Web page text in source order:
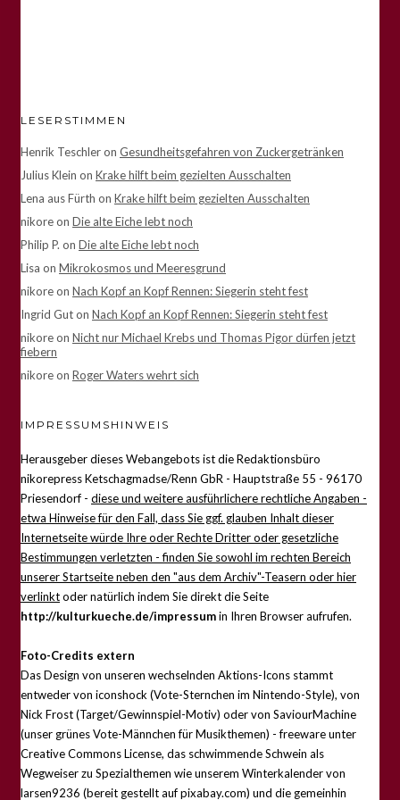
LESERSTIMMEN
Henrik Teschleron Gesundheitsgefahren von Zuckergetränken
Julius Klein on Krake hilft beim gezielten Ausschalten
Lena aus Fürth on Krake hilft beim gezielten Ausschalten
nikoreon Die alte Eiche lebt noch
Philip P. on Die alte Eiche lebt noch
Lisa on Mikrokosmos und Meeresgrund
nikoreon Nach Kopf an Kopf Rennen: Siegerin steht fest
Ingrid Guton Nach Kopf an Kopf Rennen: Siegerin steht fest
nikoreon Nicht nur Michael Krebs und Thomas Pigor dürfen jetzt
fiebern
nikoreon Roger Waters wehrt sich
IMPRESSUMSHINWEIS
Herausgeber dieses Webangebots ist die Redaktionsbüro
nikorepress Ketschagmadse/Renn GbR - Hauptstraße 55 - 96170
Priesendorf - diese und weitere ausführlichere rechtliche Angaben -
etwa Hinweise für den Fall, dass Sie ggf. glauben Inhalt dieser
Internetseite würde Ihre oder Rechte Dritter oder gesetzliche
Bestimmungen verletzten - finden Sie sowohl im rechten Bereich
unserer Startseite neben den "aus dem Archiv"-Teasern oder hier
verlinktoder natürlich indem Sie direkt die Seite
http://kulturkueche.de/impressumin Ihren Browser aufrufen.
Foto-Credits extern
Das Design von unseren wechselnden Aktions-Icons stammt
entweder von iconshock (Vote-Sternchen im Nintendo-Style), von
Nick Frost (Target/Gewinnspiel-Motiv) oder von SaviourMachine
(unser grünes Vote-Männchen für Musikthemen) - freeware unter
Creative Commons License, das schwimmende Schwein als
Wegweiser zu Spezialthemen wie unserem Winterkalender von
larsen9236 (bereit gestellt auf pixabay.com) und die gemeinhin